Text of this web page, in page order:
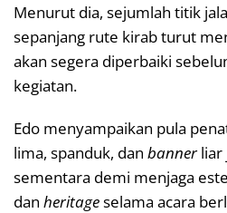
Menurut dia, sejumlah titik
sepanjang rute kirab turut
akan segera diperbaiki
kegiatan.
Edo menyampaikan pula
lima, spanduk, dan bannerliar
sementara demi menjaga
dan heritageselama acara